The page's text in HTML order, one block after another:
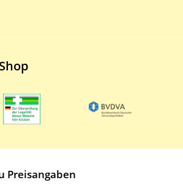
Preisangaben